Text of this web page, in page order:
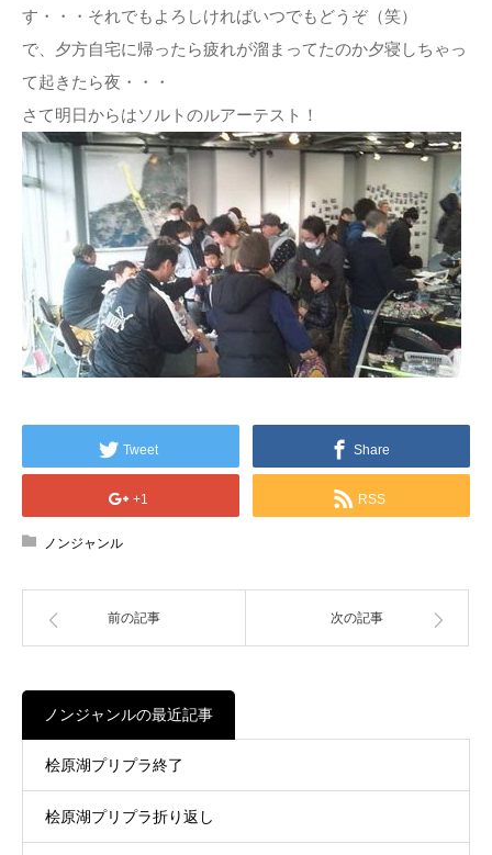
す・・・それでもよろしければいつでもどうぞ（笑）
で、夕方自宅に帰ったら疲れが溜まってたのか夕寝しちゃっ
て起きたら夜・・・
さて明日からはソルトのルアーテスト！
Tweet Share
+1 RSS
ノンジャンル
前の記事 次の記事
ノンジャンルの最近記事
桧原湖プリプラ終了
桧原湖プリプラ折り返し